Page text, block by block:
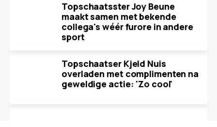
Topschaatsster Joy Beune
maakt samen met bekende
collega's wéér furore in andere
sport
Topschaatser Kjeld Nuis
overladen met complimenten na
geweldige actie: 'Zo cool'